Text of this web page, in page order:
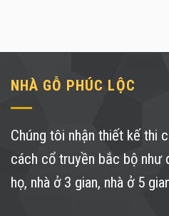
NHÀ GỖ PHÚC LỘC
Chúng tôi nhận thiết kế thi
cách cổ truyền bắc bộ như
họ, nhà ở 3 gian, nhà ở 5